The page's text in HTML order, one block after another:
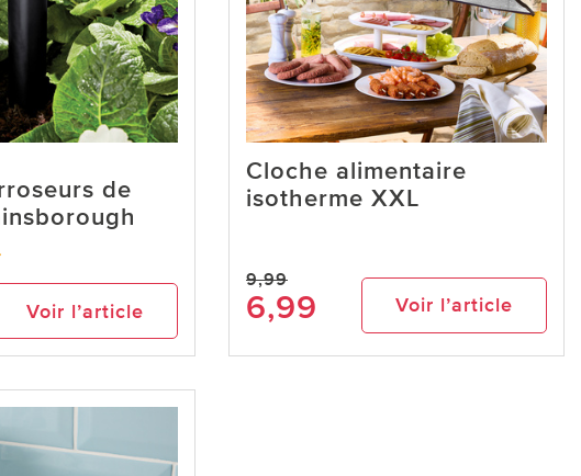
de
Voir l’article
Cloche alimentaire
isotherme XXL
9,99
6,99 Voir l’article